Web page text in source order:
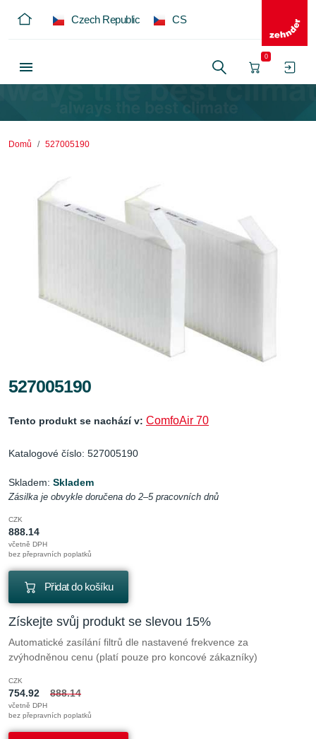
Czech Republic CS
0
Domů 527005190
527005190
Tento produkt se nachází v: ComfoAir 70
Katalogové číslo: 527005190
Skladem: Skladem
Zásilka je obvykle doručena do 2–5 pracovních dnů
CZK
888.14
včetně DPH
bez přepravních poplatků
Přidat do košíku
Získejte svůj produkt se slevou 15%
Automatické zasílání filtrů dle nastavené frekvence za
zvýhodněnou cenu (platí pouze pro koncové zákazníky)
CZK
754.92 888.14
včetně DPH
bez přepravních poplatků